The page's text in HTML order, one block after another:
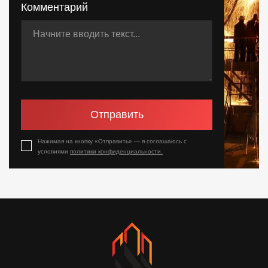
Комментарий
Отправить
Нажимая на кнопку «Отправить» — я соглашаюсь с
условиями политики конфиденциальности.